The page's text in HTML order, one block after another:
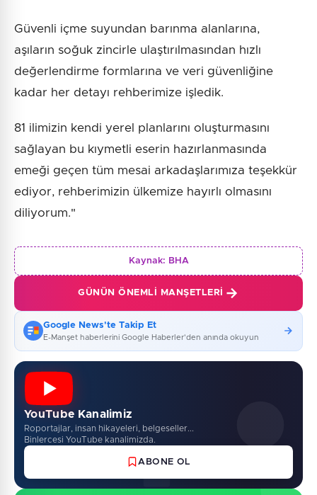
Güvenli içme suyundan barınma alanlarına,
aşıların soğuk zincirle ulaştırılmasından hızlı
değerlendirme formlarına ve veri güvenliğine
kadar her detayı rehberimize işledik.
81 ilimizin kendi yerel planlarını oluşturmasını
sağlayan bu kıymetli eserin hazırlanmasında
emeği geçen tüm mesai arkadaşlarımıza teşekkür
ediyor, rehberimizin ülkemize hayırlı olmasını
diliyorum."
Kaynak: BHA
GÜNÜN ÖNEMLI MANŞETLERI
Google News'te Takip Et
E-Manşet haberlerini Google Haberler'den anında okuyun
YouTube Kanalimiz
Roportajlar, insan hikayeleri, belgeseller...
Binlercesi YouTube kanalimizda.
ABONE OL